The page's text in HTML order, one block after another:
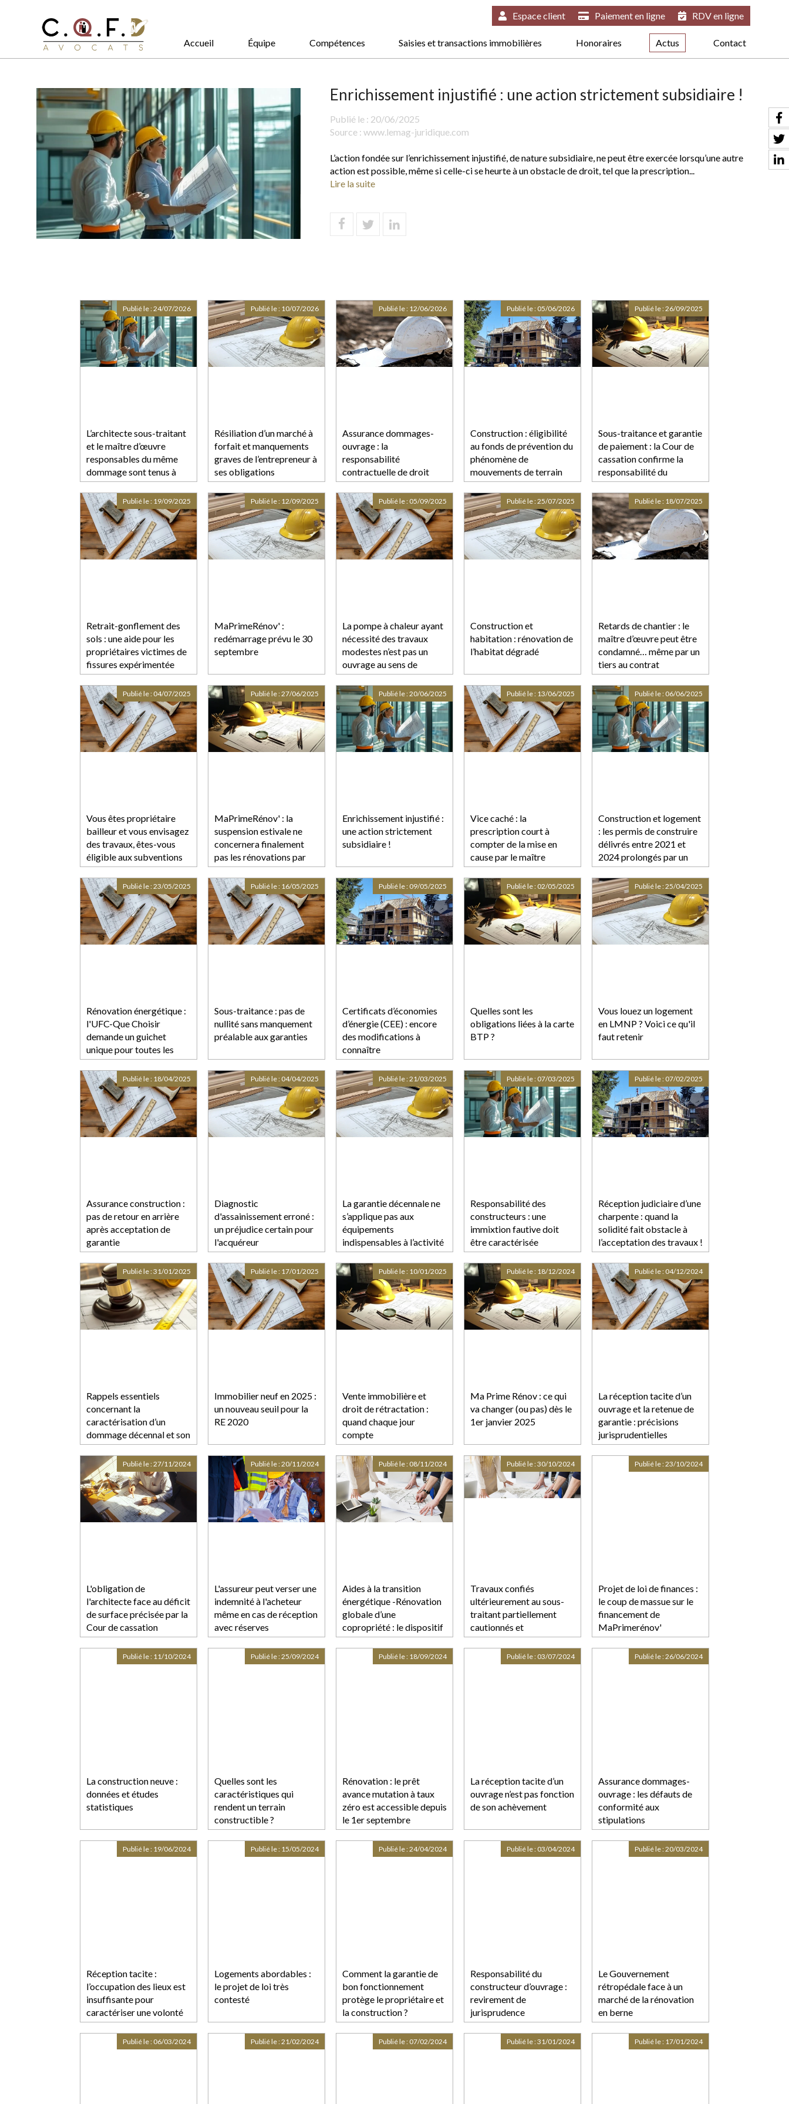
Accueil Équipe Compétences Saisies et transactions immobilières Honoraires Actus Contact
Espace client Paiement en ligne RDV en ligne
Enrichissement injustifié : une action strictement subsidiaire !
Publié le : 20/06/2025
Source : www.lemag-juridique.com
L’action fondée sur l’enrichissement injustifié, de nature subsidiaire, ne peut être exercée lorsqu’une autre
action est possible, même si celle-ci se heurte à un obstacle de droit, tel que la prescription...
Lire la suite
L’architecte sous-traitant
et le maître d’œuvre
responsables du même
dommage sont tenus à
réparation
Publié le :24/07/2026
Résiliation d’un marché à
forfait et manquements
graves de l’entrepreneur à
ses obligations
contractuelles
Publié le : 10/07/2026
Assurance dommages-
ouvrage : la
responsabilité
contractuelle de droit
commun écartée
Publié le : 12/06/2026
Construction : éligibilité
au fonds de prévention du
phénomène de
mouvements de terrain
Publié le : 05/06/2026
Sous-traitance et garantie
de paiement : la Cour de
cassation confirme la
responsabilité du
dirigeant de droit
Publié le :26/09/2025
Retrait-gonflement des
sols : une aide pour les
propriétaires victimes de
fissures expérimentée
dans 11 départements
Publié le : 19/09/2025
MaPrimeRénov' :
redémarrage prévu le 30
septembre
Publié le : 12/09/2025
La pompe à chaleur ayant
nécessité des travaux
modestes n’est pas un
ouvrage au sens de
l’article 1792 du Code
civil !
Publié le : 05/09/2025
Construction et
habitation : rénovation de
l’habitat dégradé
Publié le :25/07/2025
Retards de chantier : le
maître d’œuvre peut être
condamné… même par un
tiers au contrat
Publié le : 18/07/2025
Vous êtes propriétaire
bailleur et vous envisagez
des travaux, êtes-vous
éligible aux subventions
de l’ANAH ?
Publié le : 04/07/2025
MaPrimeRénov' : la
suspension estivale ne
concernera finalement
pas les rénovations par
geste unique de travaux
Publié le :27/06/2025
Enrichissement injustifié :
une action strictement
subsidiaire !
Publié le :20/06/2025
Vice caché : la
prescription court à
compter de la mise en
cause par le maître
d’ouvrage
Publié le : 13/06/2025
Construction et logement
: les permis de construire
délivrés entre 2021 et
2024 prolongés par un
nouveau décret
Publié le : 06/06/2025
Rénovation énergétique :
l'UFC-Que Choisir
demande un guichet
unique pour toutes les
aides
Publié le :23/05/2025
Sous-traitance : pas de
nullité sans manquement
préalable aux garanties
Publié le : 16/05/2025
Certificats d’économies
d’énergie (CEE) : encore
des modifications à
connaître
Publié le : 09/05/2025
Quelles sont les
obligations liées à la carte
BTP ?
Publié le : 02/05/2025
Vous louez un logement
en LMNP ? Voici ce qu'il
faut retenir
Publié le :25/04/2025
Assurance construction :
pas de retour en arrière
après acceptation de
garantie
Publié le : 18/04/2025
Diagnostic
d'assainissement erroné :
un préjudice certain pour
l'acquéreur
Publié le : 04/04/2025
La garantie décennale ne
s’applique pas aux
équipements
indispensables à l’activité
professionnelle.
Publié le :21/03/2025
Responsabilité des
constructeurs : une
immixtion fautive doit
être caractérisée
Publié le : 07/03/2025
Réception judiciaire d’une
charpente : quand la
solidité fait obstacle à
l’acceptation des travaux !
Publié le : 07/02/2025
Rappels essentiels
concernant la
caractérisation d’un
dommage décennal et son
indemnisation
Publié le :31/01/2025
Immobilier neuf en 2025 :
un nouveau seuil pour la
RE 2020
Publié le : 17/01/2025
Vente immobilière et
droit de rétractation :
quand chaque jour
compte
Publié le : 10/01/2025
Ma Prime Rénov : ce qui
va changer (ou pas) dès le
1er janvier 2025
Publié le : 18/12/2024
La réception tacite d’un
ouvrage et la retenue de
garantie : précisions
jurisprudentielles
Publié le : 04/12/2024
L'obligation de
l'architecte face au déficit
de surface précisée par la
Cour de cassation
Publié le :27/11/2024
L'assureur peut verser une
indemnité à l'acheteur
même en cas de réception
avec réserves
Publié le :20/11/2024
Aides à la transition
énergétique -Rénovation
globale d’une
copropriété : le dispositif
Coup de pouce évolue
Publié le : 08/11/2024
Travaux confiés
ultérieurement au sous-
traitant partiellement
cautionnés et
opposabilité de la cession
de créances envers le
maître d’ouvrage
Publié le :30/10/2024
Projet de loi de finances :
le coup de massue sur le
financement de
MaPrimerénov'
Publié le :23/10/2024
La construction neuve :
données et études
statistiques
Publié le : 11/10/2024
Quelles sont les
caractéristiques qui
rendent un terrain
constructible ?
Publié le :25/09/2024
Rénovation : le prêt
avance mutation à taux
zéro est accessible depuis
le 1er septembre
Publié le : 18/09/2024
La réception tacite d’un
ouvrage n’est pas fonction
de son achèvement
Publié le : 03/07/2024
Assurance dommages-
ouvrage : les défauts de
conformité aux
stipulations
contractuelles ne sont pas
Publié le :26/06/2024
Réception tacite :
l’occupation des lieux est
insuffisante pour
caractériser une volonté
non équivoque
Publié le : 19/06/2024
Logements abordables :
le projet de loi très
contesté
Publié le : 15/05/2024
Comment la garantie de
bon fonctionnement
protège le propriétaire et
la construction ?
Publié le :24/04/2024
Responsabilité du
constructeur d’ouvrage :
revirement de
jurisprudence
Publié le : 03/04/2024
Le Gouvernement
rétropédale face à un
marché de la rénovation
en berne
Publié le :20/03/2024
Publié le : 06/03/2024 Publié le :21/02/2024 Publié le : 07/02/2024 Publié le :31/01/2024 Publié le : 17/01/2024